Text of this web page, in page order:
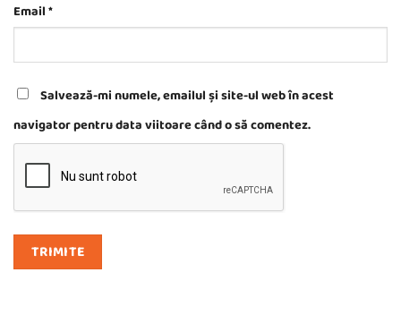
Email*
Salvează-mi numele, emailul și site-ul web în acest
navigator pentru data viitoare când o să comentez.